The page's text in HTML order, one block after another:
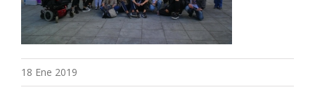
18 Ene 2019